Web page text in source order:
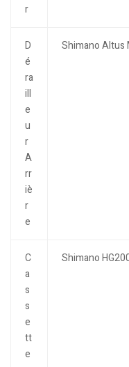
r
D
é
ra
ill
e
u
r
A
rr
iè
r
e
Shimano Altus
C
a
s
s
e
tt
e
Shimano